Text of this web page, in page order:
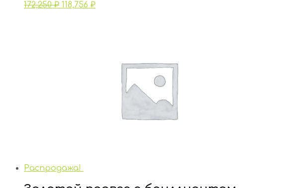
172,250₽ 118,756 ₽
Распродажа!